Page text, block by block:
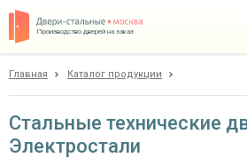
Производство дверей на заказ
Доставка
Главная Каталог продукции
Стальные технические
Электростали